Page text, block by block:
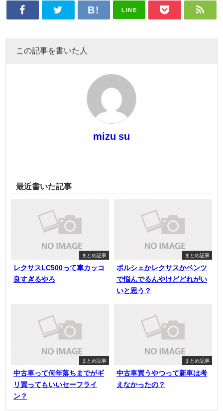
LINE
この記事を書いた人
mizu su
最近書いた記事
まとめ記事
レクサスLC500って車カッコ
良すぎるやろ
まとめ記事
ポルシェかレクサスかベンツ
で悩んでるんやけどどれがい
いと思う？
まとめ記事
中古車って何年落ちまでがギ
リ買ってもいいセーフライ
ン？
まとめ記事
中古車買うやつって新車は考
えなかったの？